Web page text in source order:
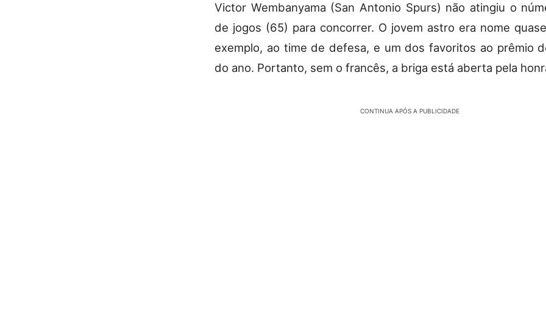
Victor Wembanyama (San Antonio Spurs) não atingiu o
de jogos (65) para concorrer. O jovem astro era nome
exemplo, ao time de defesa, e um dos favoritos ao prêmio
do ano. Portanto, sem o francês, a briga está aberta pela
CONTINUA APÓS A PUBLICIDADE